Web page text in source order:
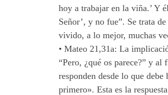
hoy a trabajar en la viña.’ Y
Señor’, y no fue”. Se trata
vivido, a lo mejor, muchas
• Mateo 21,31a: La
“Pero, ¿qué os parece?” y
responden desde lo que
primero». Esta es la